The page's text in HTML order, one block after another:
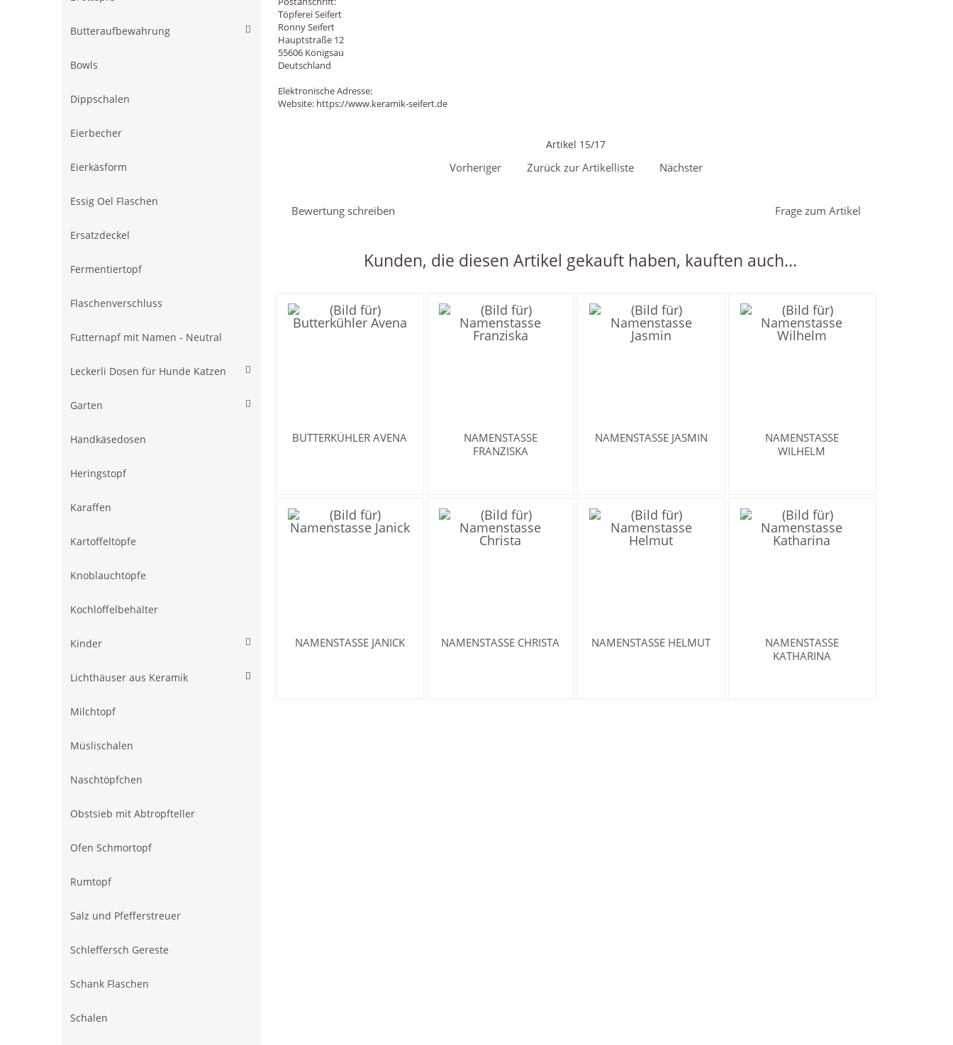
Butteraufbewahrung
Bowls
Dippschalen
Eierbecher
Eierkäsform
Essig Oel Flaschen
Ersatzdeckel
Fermentiertopf
Flaschenverschluss
Futternapf mit Namen - Neutral
Leckerli Dosen für Hunde Katzen
Garten
Handkäsedosen
Heringstopf
Karaffen
Kartoffeltöpfe
Knoblauchtöpfe
Kochlöffelbehälter
Kinder
Lichthäuser aus Keramik
Milchtopf
Müslischalen
Naschtöpfchen
Obstsieb mit Abtropfteller
Ofen Schmortopf
Rumtopf
Salz und Pfefferstreuer
Schleffersch Gereste
Schank Flaschen
Schalen
Töpferei Seifert
Ronny Seifert
Hauptstraße 12
55606 Königsau
Deutschland
Elektronische Adresse:
Website: https://www.keramik-seifert.de
Artikel 15/17
Vorheriger Zurück zur Artikelliste Nächster
Frage zum Artikel
Bewertung schreiben
Kunden, die diesen Artikel gekauft haben, kauften auch...
BUTTERKÜHLER AVENA
NAMENSTASSE
FRANZISKA
NAMENSTASSE JASMIN
NAMENSTASSE
WILHELM
NAMENSTASSE JANICK NAMENSTASSE CHRISTA NAMENSTASSE HELMUT
NAMENSTASSE
KATHARINA